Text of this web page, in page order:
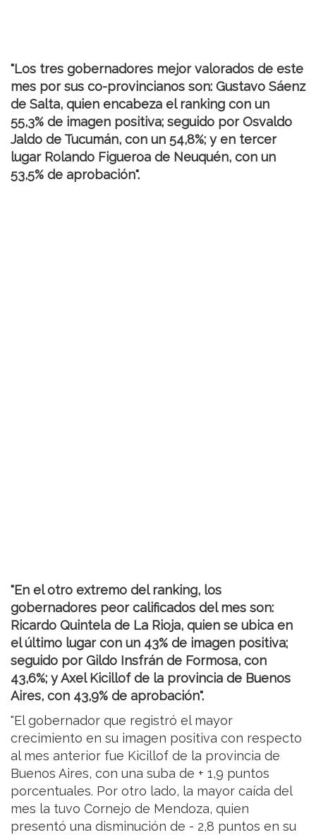
"Los tres gobernadores mejor valorados de este
mes por sus co-provincianos son: Gustavo Sáenz
de Salta, quien encabeza el ranking con un
55,3% de imagen positiva; seguido por Osvaldo
Jaldo de Tucumán, con un 54,8%; y en tercer
lugar Rolando Figueroa de Neuquén, con un
53,5% de aprobación".
"En el otro extremo del ranking, los
gobernadores peor calificados del mes son:
Ricardo Quintela de La Rioja, quien se ubica en
el último lugar con un 43% de imagen positiva;
seguido por Gildo Insfrán de Formosa, con
43,6%; y Axel Kicillof de la provincia de Buenos
Aires, con 43,9% de aprobación".
"El gobernador que registró el mayor
crecimiento en su imagen positiva con respecto
al mes anterior fue Kicillof de la provincia de
Buenos Aires, con una suba de + 1,9 puntos
porcentuales. Por otro lado, la mayor caída del
mes la tuvo Cornejo de Mendoza, quien
presentó una disminución de - 2,8 puntos en su